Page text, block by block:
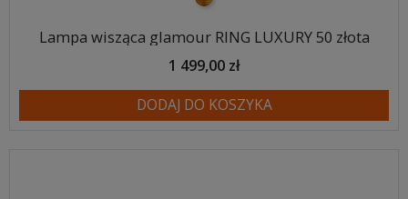
Lampa wisząca glamour RING LUXURY 50 złota
1 499,00 zł
DODAJ DO KOSZYKA